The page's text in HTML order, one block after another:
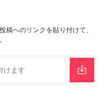
稿へのリンクを貼り付けて、